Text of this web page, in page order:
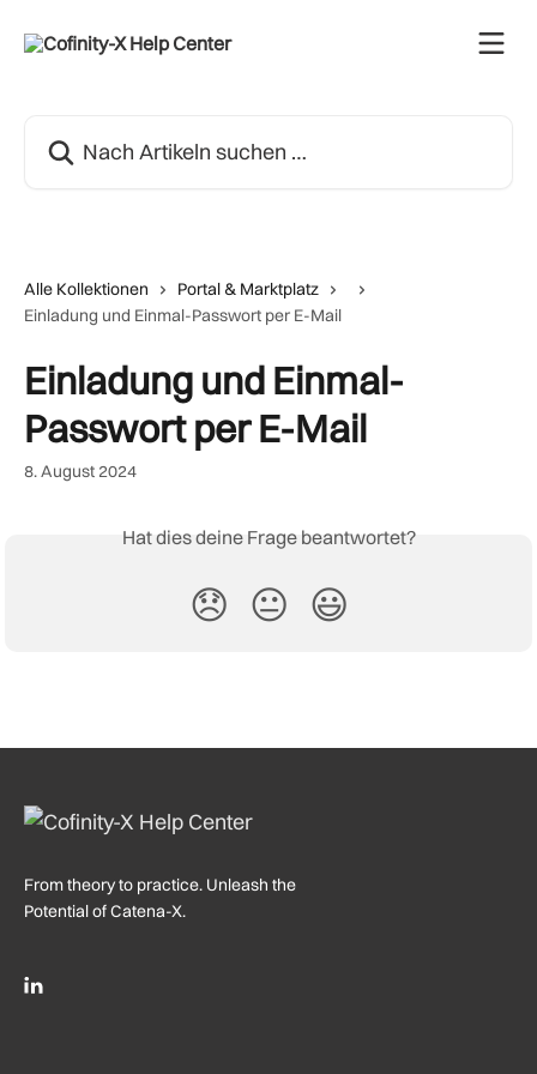
Alle Kollektionen
Portal & Marktplatz
Einladung und Einmal-Passwort per E-Mail
Einladung und Einmal-
Passwort per E-Mail
8. August 2024
Hat dies deine Frage beantwortet?
😞 😐 😃
From theory to practice. Unleash the
Potential of Catena-X.